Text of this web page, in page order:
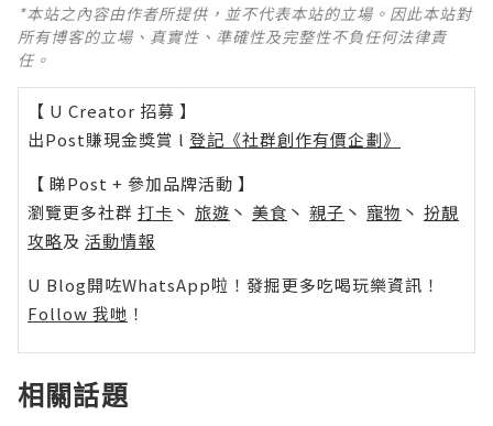
*本站之內容由作者所提供，並不代表本站的立場。因此本站對
所有博客的立場、真實性、準確性及完整性不負任何法律責
任。
【 U Creator 招募 】
出Post賺現金獎賞 l 登記《社群創作有價企劃》
【 睇Post + 參加品牌活動 】
瀏覽更多社群 打卡 丶 旅遊 丶 美食 丶 親子 丶 寵物 丶 扮靚
攻略及 活動情報
U Blog開咗WhatsApp啦！發掘更多吃喝玩樂資訊！
Follow 我哋 ！
相關話題